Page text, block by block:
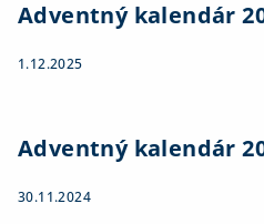
Adventný kalendár
1.12.2025
Adventný kalendár
30.11.2024